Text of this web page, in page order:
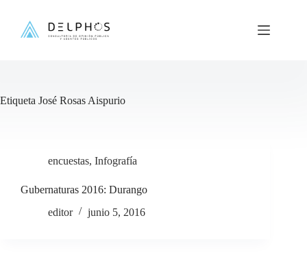
contenido
Etiqueta José Rosas Aispurio
encuestas, Infografía
Gubernaturas 2016: Durango
editor
junio 5, 2016